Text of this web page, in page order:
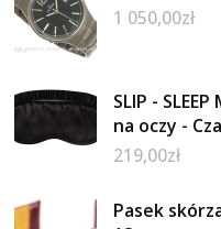
1 050,00zł
SLIP -
na oczy -
219,00zł
Pasek